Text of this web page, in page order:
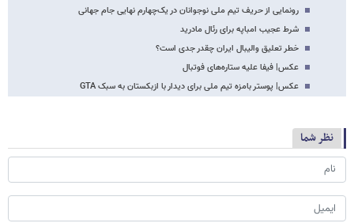
رونمایی از حریف تیم ملی نوجوانان در یک‌چهارم نهایی جام جهانی
شرط عجیب امباپه برای رئال مادرید
خطر تعلیق والیبال ایران چقدر جدی است؟
عکس| فیفا علیه ستاره‌های فوتبال
عکس| پوستر بامزه تیم ملی برای دیدار با ازبکستان به سبک GTA
نظر شما